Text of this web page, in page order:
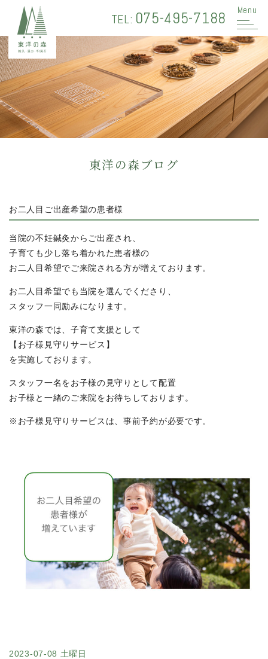
TEL: 075-495-7188 Menu
東洋の森ブログ
お二人目ご出産希望の患者様
当院の不妊鍼灸からご出産され、
子育ても少し落ち着かれた患者様の
お二人目希望でご来院される方が増えております。
お二人目希望でも当院を選んでくださり、
スタッフ一同励みになります。
東洋の森では、子育て支援として
【お子様見守りサービス】
を実施しております。
スタッフ一名をお子様の見守りとして配置
お子様と一緒のご来院をお待ちしております。
※お子様見守りサービスは、事前予約が必要です。
2023-07-08 土曜日